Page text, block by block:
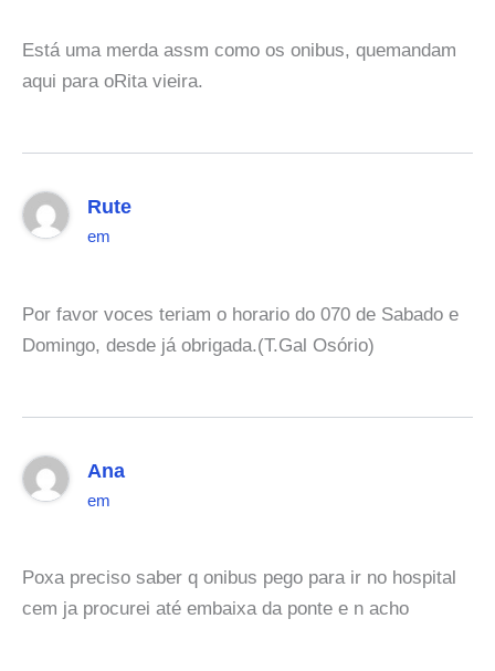
Está uma merda assm como os onibus, quemandam
aqui para oRita vieira.
Rute
em
Por favor voces teriam o horario do 070 de Sabado e
Domingo, desde já obrigada.(T.Gal Osório)
Ana
em
Poxa preciso saber q onibus pego para ir no hospital
cem ja procurei até embaixa da ponte e n acho